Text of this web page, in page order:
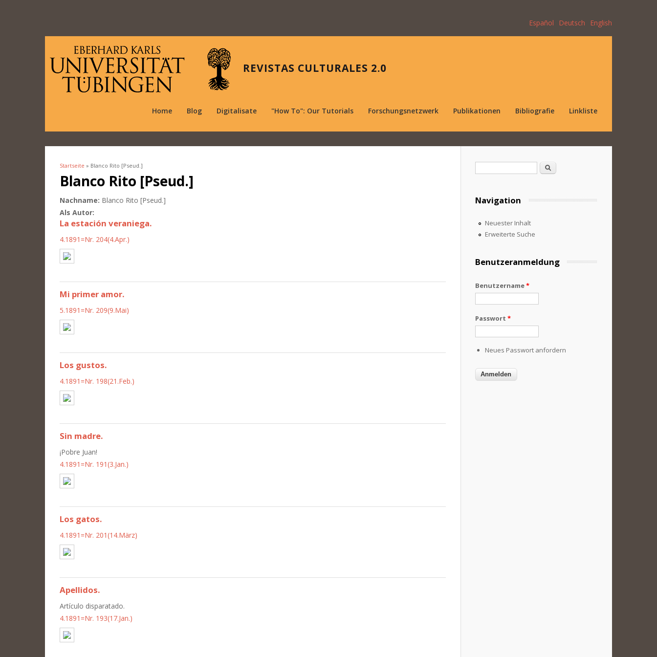
Español Deutsch English
REVISTAS CULTURALES 2.0
Home Blog Digitalisate "How To": Our Tutorials Forschungsnetzwerk Publikationen Bibliografie Linkliste
Sie sind hier
Startseite » Blanco Rito [Pseud.]
Blanco Rito [Pseud.]
Nachname: Blanco Rito [Pseud.]
Als Autor:
La estación veraniega.
4.1891=Nr. 204(4.Apr.)
Mi primer amor.
5.1891=Nr. 209(9.Mai)
Los gustos.
4.1891=Nr. 198(21.Feb.)
Sin madre.
¡Pobre Juan!
4.1891=Nr. 191(3.Jan.)
Los gatos.
4.1891=Nr. 201(14.März)
Apellidos.
Artículo disparatado.
4.1891=Nr. 193(17.Jan.)
Suche
Navigation
Neuester Inhalt
Erweiterte Suche
Benutzeranmeldung
Benutzername*
Passwort *
Neues Passwort anfordern